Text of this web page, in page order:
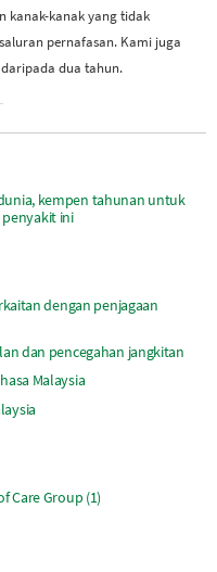
kanak-kanak yang tidak
pernafasan. Kami juga
dua tahun.
kempen tahunan untuk
ini
dengan penjagaan
dan pencegahan jangkitan
Malaysia
Care Group (1)